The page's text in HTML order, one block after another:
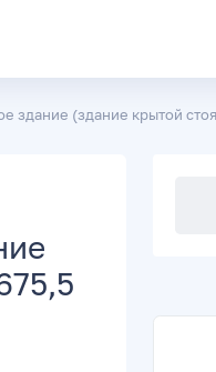
здание (здание крытой